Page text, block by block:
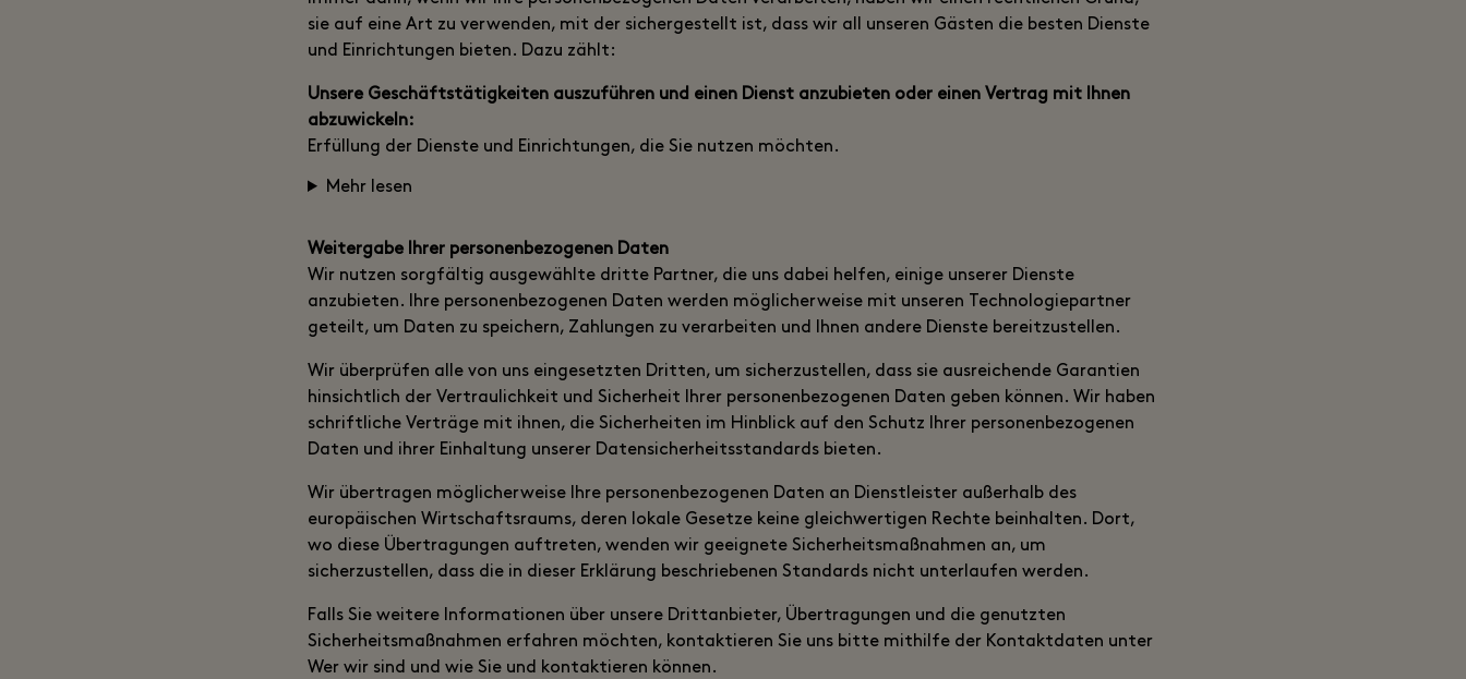
sie auf eine Art zu verwenden, mit der sichergestellt ist, dass wir all unseren Gästen die besten Dienste
und Einrichtungen bieten. Dazu zählt:
Unsere Geschäftstätigkeiten auszuführen und einen Dienst anzubieten oder einen Vertrag mit Ihnen
abzuwickeln:
Erfüllung der Dienste und Einrichtungen, die Sie nutzen möchten.
Mehr lesen
Weitergabe Ihrer personenbezogenen Daten
Wir nutzen sorgfältig ausgewählte dritte Partner, die uns dabei helfen, einige unserer Dienste
anzubieten. Ihre personenbezogenen Daten werden möglicherweise mit unseren Technologiepartner
geteilt, um Daten zu speichern, Zahlungen zu verarbeiten und Ihnen andere Dienste bereitzustellen.
Wir überprüfen alle von uns eingesetzten Dritten, um sicherzustellen, dass sie ausreichende Garantien
hinsichtlich der Vertraulichkeit und Sicherheit Ihrer personenbezogenen Daten geben können. Wir haben
schriftliche Verträge mit ihnen, die Sicherheiten im Hinblick auf den Schutz Ihrer personenbezogenen
Daten und ihrer Einhaltung unserer Datensicherheitsstandards bieten.
Wir übertragen möglicherweise Ihre personenbezogenen Daten an Dienstleister außerhalb des
europäischen Wirtschaftsraums, deren lokale Gesetze keine gleichwertigen Rechte beinhalten. Dort,
wo diese Übertragungen auftreten, wenden wir geeignete Sicherheitsmaßnahmen an, um
sicherzustellen, dass die in dieser Erklärung beschriebenen Standards nicht unterlaufen werden.
Falls Sie weitere Informationen über unsere Drittanbieter, Übertragungen und die genutzten
Sicherheitsmaßnahmen erfahren möchten, kontaktieren Sie uns bitte mithilfe der Kontaktdaten unter
Wer wir sind und wie Sie und kontaktieren können.